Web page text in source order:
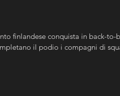
finlandese conquista in back-
il podio i compagni di